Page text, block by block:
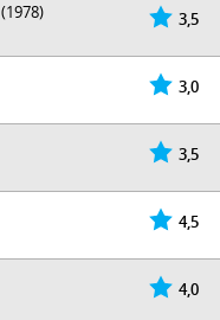
3,5
(1978)
3,0
3,5
4,5
4,0